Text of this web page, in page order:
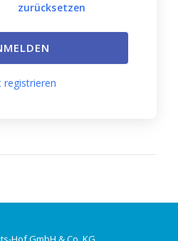
zurücksetzen
registrieren